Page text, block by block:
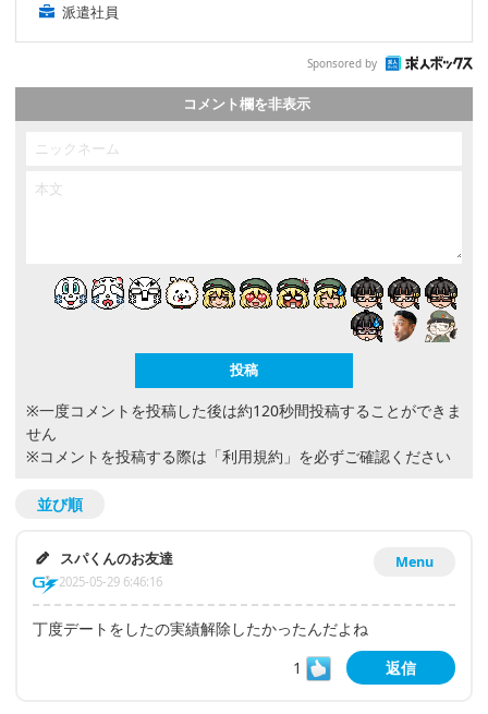
派遣社員
Sponsored by
コメント欄を非表示
※一度コメントを投稿した後は約120秒間投稿することができま
せん
※コメントを投稿する際は 「利用規約」 を必ずご確認ください
並び順
Menu
スパくんのお友達
2025-05-29 6:46:16
丁度デートをしたの実績解除したかったんだよね
1
返信